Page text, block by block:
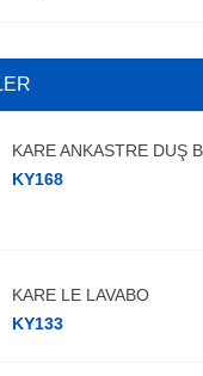
KARE ANKASTRE DUŞ
KY168
KARE LE LAVABO
KY133